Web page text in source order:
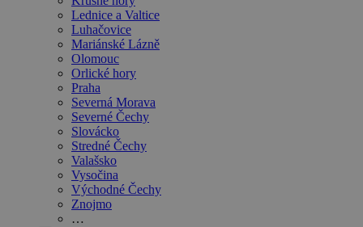
Lednice a Valtice
Luhačovice
Mariánské Lázně
Olomouc
Orlické hory
Praha
Severná Morava
Severné Čechy
Slovácko
Stredné Čechy
Valašsko
Vysočina
Východné Čechy
Znojmo
…